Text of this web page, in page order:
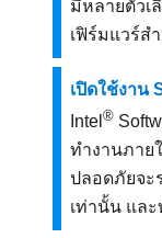
มีหลายตัวเ
เฟิร์มแวร์ส
เปิดใช้งาน
Intel ®
ทำงานภาย
ปลอดภัยจะ
เท่านั้น แล